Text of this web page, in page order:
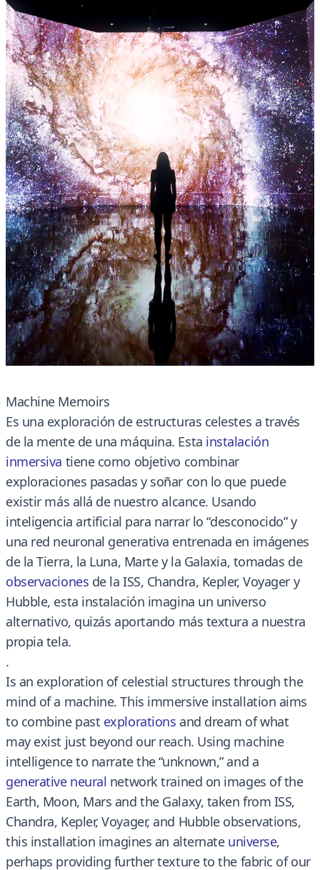
Machine Memoirs
Es una exploración de estructuras celestes a través
de la mente de una máquina. Esta instalación
inmersiva tiene como objetivo combinar
exploraciones pasadas y soñar con lo que puede
existir más allá de nuestro alcance. Usando
inteligencia artificial para narrar lo “desconocido” y
una red neuronal generativa entrenada en imágenes
de la Tierra, la Luna, Marte y la Galaxia, tomadas de
observaciones de la ISS, Chandra, Kepler, Voyager y
Hubble, esta instalación imagina un universo
alternativo, quizás aportando más textura a nuestra
propia tela.
.
Is an exploration of celestial structures through the
mind of a machine. This immersive installation aims
to combine past explorations and dream of what
may exist just beyond our reach. Using machine
intelligence to narrate the “unknown,” and a
generative neural network trained on images of the
Earth, Moon, Mars and the Galaxy, taken from ISS,
Chandra, Kepler, Voyager, and Hubble observations,
this installation imagines an alternate universe,
perhaps providing further texture to the fabric of our